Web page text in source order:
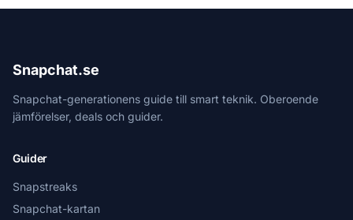
Snapchat.se
Snapchat-generationens guide till smart teknik. Oberoende
jämförelser, deals och guider.
Guider
Snapstreaks
Snapchat-kartan